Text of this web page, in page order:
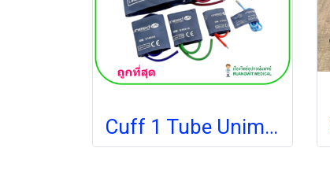
Cuff 1 Tube Unimed NIBP